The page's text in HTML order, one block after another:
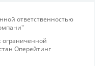
ответственностью
ограниченной
Оперейтинг